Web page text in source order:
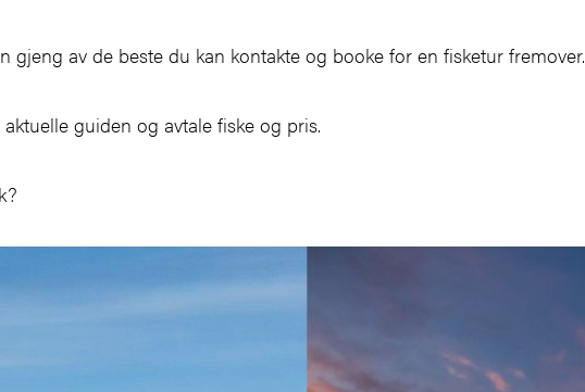
gjeng av de beste du kan kontakte og booke for en fisketur fremover.
guiden og avtale fiske og pris.